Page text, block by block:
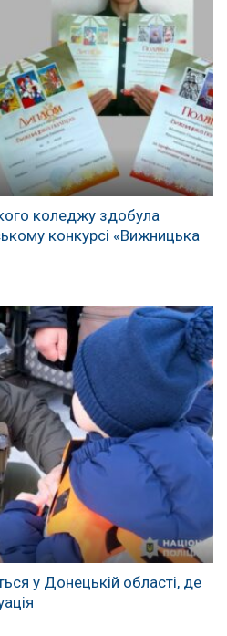
коледжу здобула
конкурсі «Вижницька
у Донецькій області, де